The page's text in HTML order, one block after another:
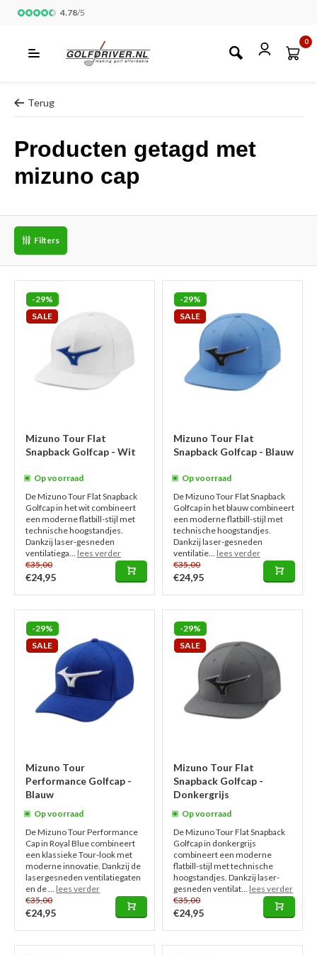
4.78/5
0
Terug
Producten getagd met
mizuno cap
Filters
-29%
SALE
Mizuno Tour Flat
Snapback Golfcap - Wit
Op voorraad
De Mizuno Tour Flat Snapback
Golfcap in het wit combineert
een moderne flatbill-stijl met
technische hoogstandjes.
Dankzij laser-gesneden
ventilatiega... lees verder
€35,00
€24,95
-29%
SALE
Mizuno Tour Flat
Snapback Golfcap - Blauw
Op voorraad
De Mizuno Tour Flat Snapback
Golfcap in het blauw combineert
een moderne flatbill-stijl met
technische hoogstandjes.
Dankzij laser-gesneden
ventilatie... lees verder
€35,00
€24,95
-29%
SALE
Mizuno Tour
Performance Golfcap -
Blauw
Op voorraad
De Mizuno Tour Performance
Cap in Royal Blue combineert
een klassieke Tour-look met
moderne innovatie. Dankzij de
lasergesneden ventilatiegaten
en de ... lees verder
€35,00
€24,95
-29%
SALE
Mizuno Tour Flat
Snapback Golfcap -
Donkergrijs
Op voorraad
De Mizuno Tour Flat Snapback
Golfcap in donkergrijs
combineert een moderne
flatbill-stijl met technische
hoogstandjes. Dankzij laser-
gesneden ventilat... lees verder
€35,00
€24,95